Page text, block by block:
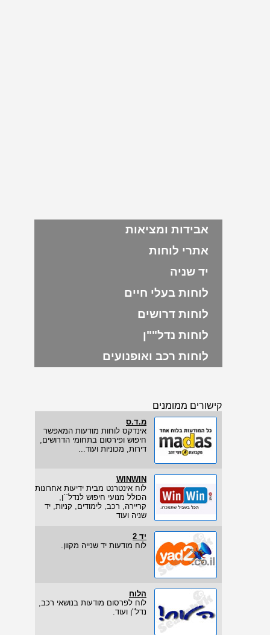
אבידות ומציאות
אתרי לוחות
יד שניה
לוחות בעלי חיים
לוחות דרושים
לוחות נדל""ן
לוחות רכב ואופנועים
קישורים ממומנים
מ.ד.ס
אינדקס לוחות מודעות המאפשר
חיפוש ופירסום בתחומי הדרושים,
דירות, מכוניות ועוד...
WINWIN
לוח אינטרנט מבית ידיעות אחרונות
הכולל מנועי חיפוש לנדל``ן,
קריירה, רכב, לימודים, קניות, יד
שניה ועוד
יד 2
לוח מודעות יד שנייה מקוון.
הלוח
לוח לפרסום מודעות בנושאי רכב,
נדל"ן ועוד.